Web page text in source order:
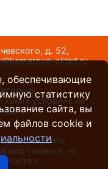
д. 52,
sklad.ru
условиях не
вносить
вид техники, не
обеспечивающие
статистику
сайта, вы
файлов cookie и